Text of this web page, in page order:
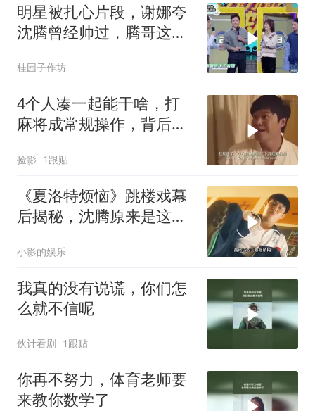
明星被扎心片段，谢娜夸
沈腾曾经帅过，腾哥这表
桂园子作坊
4个人凑一起能干啥，打
麻将成常规操作，背后故
捡影 1跟贴
《夏洛特烦恼》跳楼戏幕
后揭秘，沈腾原来是这样
小影的娱乐
我真的没有说谎，你们怎
么就不信呢
伙计看剧 1跟贴
你再不努力，体育老师要
来教你数学了